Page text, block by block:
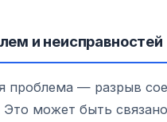
и неисправностей
проблема — разрыв
может быть